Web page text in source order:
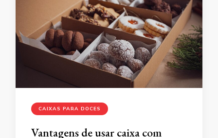
CAIXAS PARA DOCES
Vantagens de usar caixa com